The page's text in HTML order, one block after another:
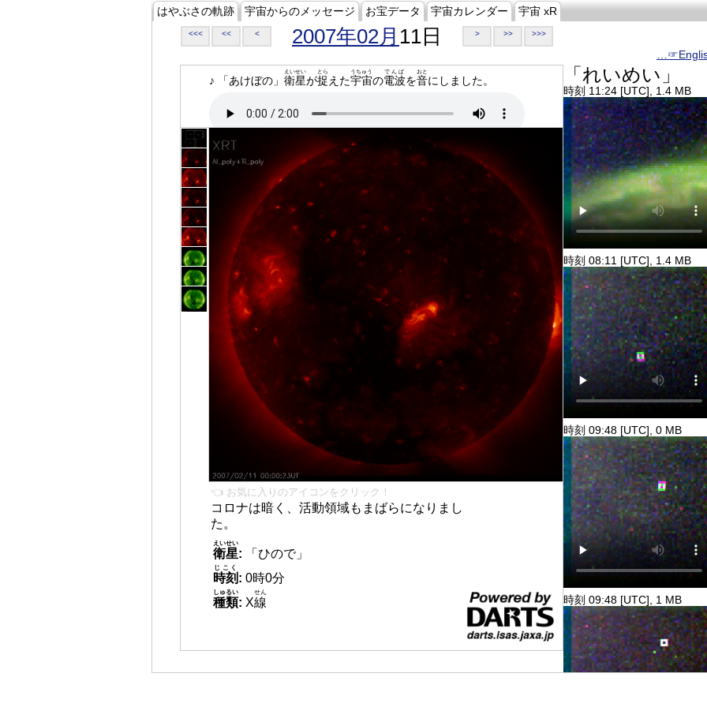
はやぶさの軌跡 宇宙からのメッセージ お宝データ 宇宙カレンダー 宇宙 xR
<<< << < 2007年02月 11日 > >> >>>
♪ 「あけぼの」 衛星
えいせい
が捉
とら
えた宇宙
うちゅう
の電波
でんぱ
を音
おと
にしました。
👈 お気に入りのアイコンをクリック！
コロナは暗く、活動領域もまばらになりまし
た。
衛星
えいせい
:
「ひので」
時刻
じこく
: 0時0分
種類
しゅるい
: X線
せん
「れいめい」
時刻 11:24 [UTC], 1.4 MB
時刻 08:11 [UTC], 1.4 MB
時刻 09:48 [UTC], 0 MB
時刻 09:48 [UTC], 1 MB